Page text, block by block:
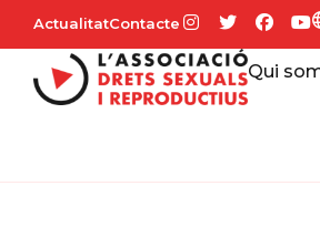
ActualitatContacte
Qui